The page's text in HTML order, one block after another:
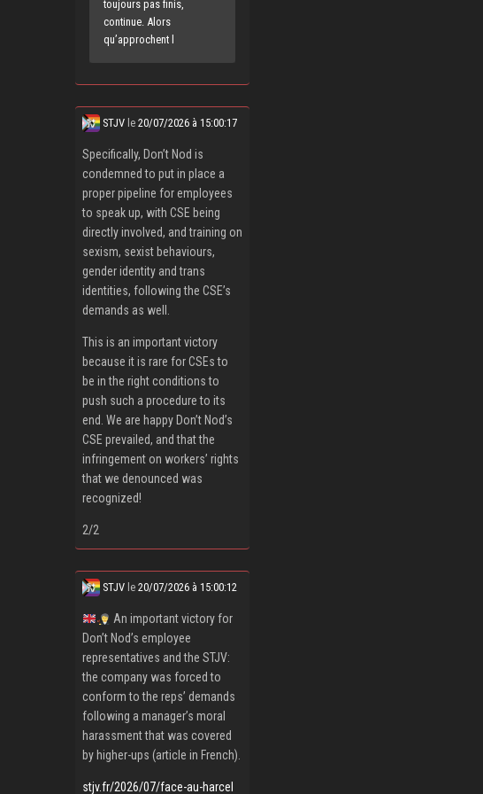
toujours pas finis,
continue. Alors
qu’approchent l
STJV le20/07/2026 à 15:00:17
Specifically, Don’t Nod is
condemned to put in place a
proper pipeline for employees
to speak up, with CSE being
directly involved, and training on
sexism, sexist behaviours,
gender identity and trans
identities, following the CSE’s
demands as well.
This is an important victory
because it is rare for CSEs to
be in the right conditions to
push such a procedure to its
end. We are happy Don’t Nod’s
CSE prevailed, and that the
infringement on workers’ rights
that we denounced was
recognized!
2/2
STJV le20/07/2026 à 15:00:12
An important victory for
Don’t Nod’s employee
representatives and the STJV:
the company was forced to
conform to the reps’ demands
following a manager’s moral
harassment that was covered
by higher-ups (article in French).
stjv.fr/2026/07/face-au-harcel